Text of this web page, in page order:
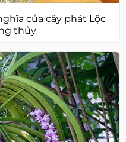
của cây phát Lộc
thủy